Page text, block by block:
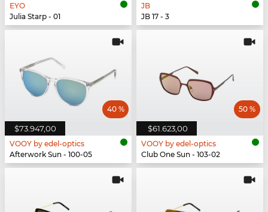
EYO
Julia Starp - 01
JB
JB 17 - 3
$73.947,00
40 %
VOOY by edel-optics
Afterwork Sun - 100-05
$61.623,00
50 %
VOOY by edel-optics
Club One Sun - 103-02